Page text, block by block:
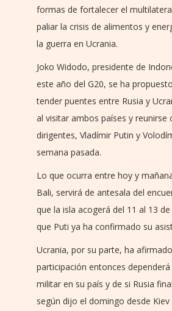
formas de fortalecer el
paliar la crisis de alimentos y
la guerra en Ucrania.
Joko Widodo, presidente de
este año del G20, se ha
tender puentes entre Rusia y
al visitar ambos países y reunirse
dirigentes, Vladímir Putin y
semana pasada.
Lo que ocurra entre hoy y
Bali, servirá de antesala del
que la isla acogerá del 11 al 13
que Puti ya ha confirmado su
Ucrania, por su parte, ha
participación entonces
militar en su país y de si Rusia
según dijo el domingo desde Kiev